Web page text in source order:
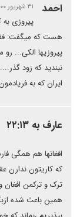
احمد ۳۱ شهریور ۱۴۰۰ | ۰۹:۰۲
پیروزی
پیروزیها الکی...
نبندید که زود
ایران که به
عارف به ۲۲:۱۳
افغانها هم همگی
که کاریتون ندارن
ترک و ترکمن افغان
همین باعث شده